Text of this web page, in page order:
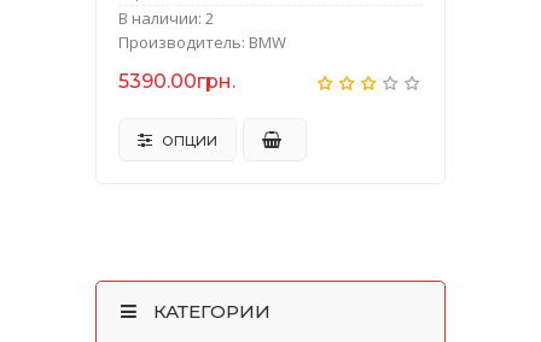
В наличии: 2
Производитель: BMW
5390.00грн.
ОПЦИИ
КАТЕГОРИИ